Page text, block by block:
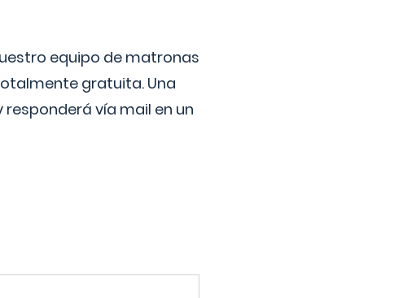
equipo de matronas
gratuita. Una
vía mail en un